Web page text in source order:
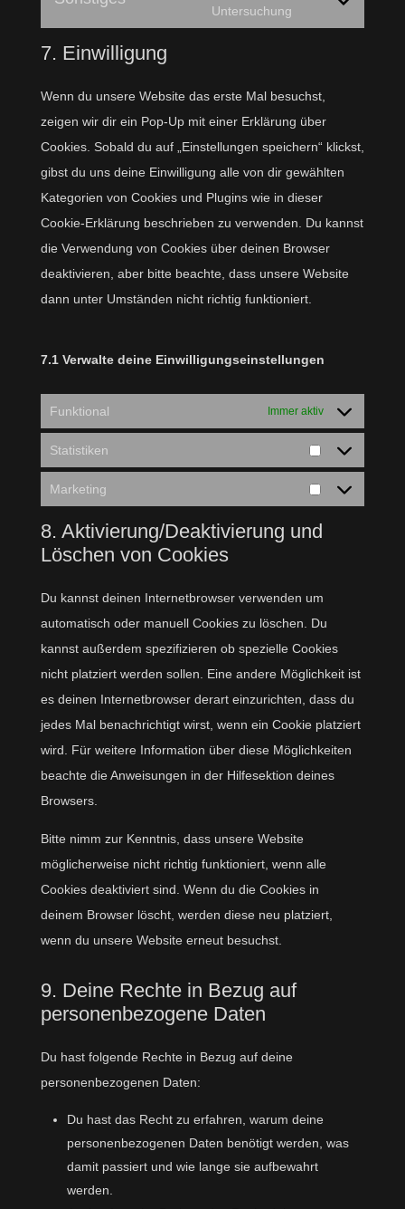
service
Untersuchung
Consent
7. Einwilligung
Wenn du unsere Website das erste Mal besuchst,
zeigen wir dir ein Pop-Up mit einer Erklärung über
Cookies. Sobald du auf „Einstellungen speichern“ klickst,
gibst du uns deine Einwilligung alle von dir gewählten
Kategorien von Cookies und Plugins wie in dieser
Cookie-Erklärung beschrieben zu verwenden. Du kannst
die Verwendung von Cookies über deinen Browser
deaktivieren, aber bitte beachte, dass unsere Website
dann unter Umständen nicht richtig funktioniert.
7.1 Verwalte deine Einwilligungseinstellungen
Funktional Immer aktiv
Statistiken
Marketing
8. Aktivierung/Deaktivierung und
Löschen von Cookies
Du kannst deinen Internetbrowser verwenden um
automatisch oder manuell Cookies zu löschen. Du
kannst außerdem spezifizieren ob spezielle Cookies
nicht platziert werden sollen. Eine andere Möglichkeit ist
es deinen Internetbrowser derart einzurichten, dass du
jedes Mal benachrichtigt wirst, wenn ein Cookie platziert
wird. Für weitere Information über diese Möglichkeiten
beachte die Anweisungen in der Hilfesektion deines
Browsers.
Bitte nimm zur Kenntnis, dass unsere Website
möglicherweise nicht richtig funktioniert, wenn alle
Cookies deaktiviert sind. Wenn du die Cookies in
deinem Browser löscht, werden diese neu platziert,
wenn du unsere Website erneut besuchst.
9. Deine Rechte in Bezug auf
personenbezogene Daten
Du hast folgende Rechte in Bezug auf deine
personenbezogenen Daten:
Du hast das Recht zu erfahren, warum deine
personenbezogenen Daten benötigt werden, was
damit passiert und wie lange sie aufbewahrt
werden.